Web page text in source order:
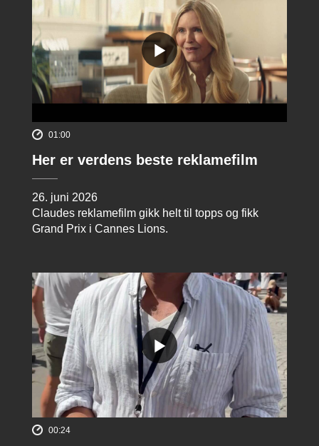
01:00
Her er verdens beste reklamefilm
26. juni 2026
Claudes reklamefilm gikk helt til topps og fikk
Grand Prix i Cannes Lions.
00:24